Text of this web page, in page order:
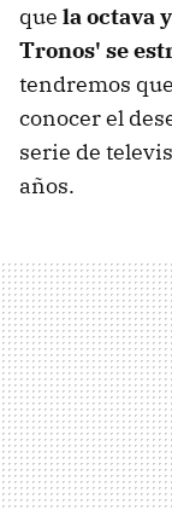
que la octava
Tronos' se
tendremos
conocer el
serie de
años.